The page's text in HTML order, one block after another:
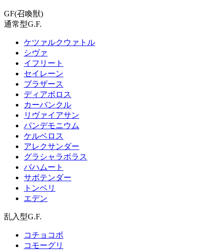
GF(召喚獣)
通常型G.F.
ケツァルクウァトル
シヴァ
イフリート
セイレーン
ブラザース
ディアボロス
カーバンクル
リヴァイアサン
パンデモニウム
ケルベロス
アレクサンダー
グラシャラボラス
バハムート
サボテンダー
トンベリ
エデン
乱入型G.F.
コチョコボ
コモーグリ